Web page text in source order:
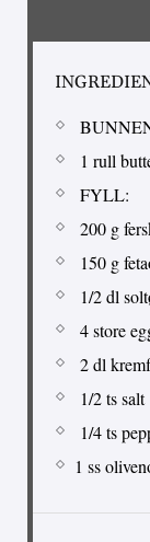
1 rull
FYLL:
200 g
150 g
1/2 dl
4 store
2 dl
1/2 ts salt
1/4 ts
1 ss